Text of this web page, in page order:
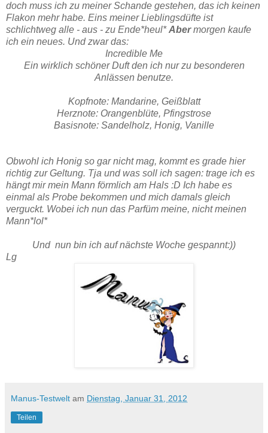
doch muss ich zu meiner Schande gestehen, das ich keinen
Flakon mehr habe. Eins meiner Lieblingsdüfte ist
schlichtweg alle - aus - zu Ende*heul*Abermorgen kaufe
ich ein neues. Und zwar das:
Incredible Me
Ein wirklich schöner Duft den ich nur zu besonderen
Anlässen benutze.
Kopfnote: Mandarine, Geißblatt
Herznote: Orangenblüte, Pfingstrose
Basisnote: Sandelholz, Honig, Vanille
Obwohl ich Honig so gar nicht mag, kommt es grade hier
richtig zur Geltung. Tja und was soll ich sagen: trage ich es
hängt mir mein Mann förmlich am Hals :D Ich habe es
einmal als Probe bekommen und mich damals gleich
verguckt. Wobei ich nun das Parfüm meine, nicht meinen
Mann*lol*
Und nun bin ich auf nächste Woche gespannt:))
Lg
Manus-Testwelt am Dienstag, Januar 31, 2012
Teilen